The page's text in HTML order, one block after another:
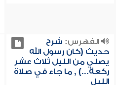
الفهرس: شرح
حديث (كان رسول الله
يصلي من الليل ثلاث عشر
ركعة...) , ما جاء في صلاة
الليل